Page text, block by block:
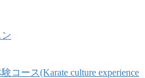
コース(Karate culture experience